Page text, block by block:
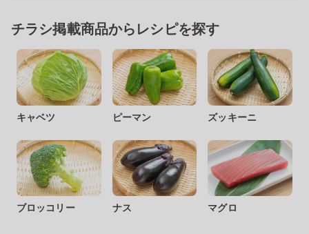
チラシ掲載商品からレシピを探す
キャベツ ピーマン ズッキーニ
ブロッコリー ナス マグロ